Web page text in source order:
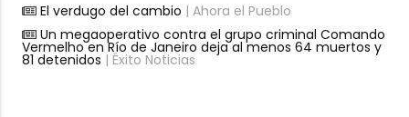
El verdugo del cambio | Ahora el Pueblo
Un megaoperativo contra el grupo criminal Comando
Vermelho en Río de Janeiro deja al menos 64 muertos y
81 detenidos | Éxito Noticias